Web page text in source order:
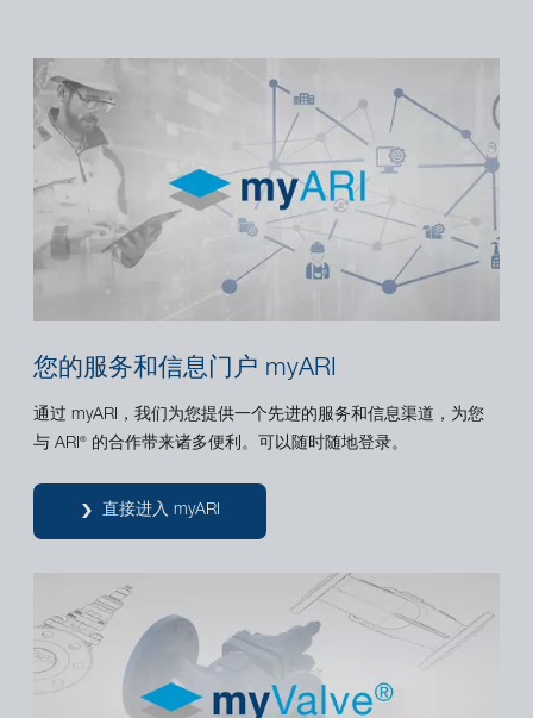
您的服务和信息门户 myARI
通过 myARI，我们为您提供一个先进的服务和信息渠道，为您
与 ARI ® 的合作带来诸多便利。可以随时随地登录。
直接进入 myARI